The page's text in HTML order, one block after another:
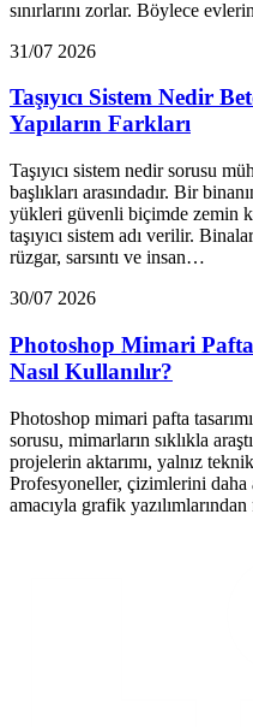
sınırlarını zorlar. Böylece
31/07 2026
Taşıyıcı Sistem Nedir
Yapıların Farkları
Taşıyıcı sistem nedir sorusu
başlıkları arasındadır. Bir
yükleri güvenli biçimde zemin
taşıyıcı sistem adı verilir.
rüzgar, sarsıntı ve insan…
30/07 2026
Photoshop Mimari
Nasıl Kullanılır?
Photoshop mimari pafta
sorusu, mimarların sıklıkla
projelerin aktarımı, yalnız
Profesyoneller, çizimlerini daha
amacıyla grafik